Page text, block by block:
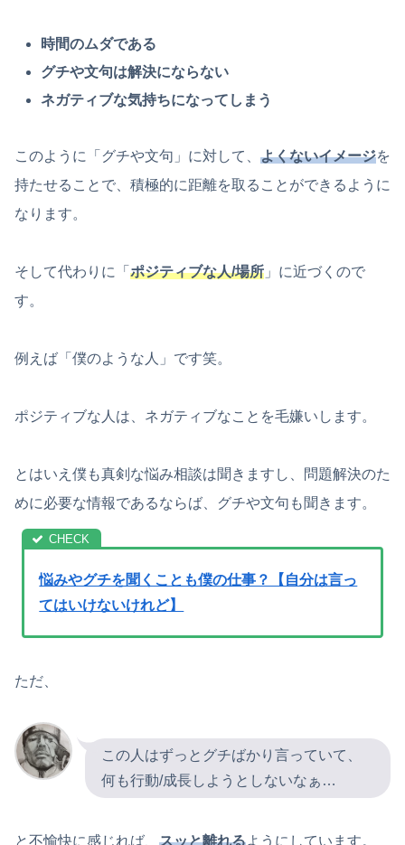
時間のムダである
グチや文句は解決にならない
ネガティブな気持ちになってしまう
このように「グチや文句」に対して、 よくないイメージを
持たせることで、積極的に距離を取ることができるように
なります。
そして代わりに「 ポジティブな人/場所 」に近づくので
す。
例えば「僕のような人」です笑。
ポジティブな人は、ネガティブなことを毛嫌いします。
とはいえ僕も真剣な悩み相談は聞きますし、問題解決のた
めに必要な情報であるならば、グチや文句も聞きます。
悩みやグチを聞くことも僕の仕事？【自分は言っ
てはいけないけれど】
ただ、
この人はずっとグチばかり言っていて、
何も行動/成長しようとしないなぁ…
と不愉快に感じれば、 スッと離れるようにしています。